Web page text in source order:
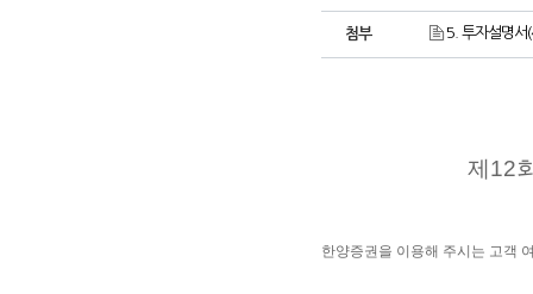
첨부 5. 투자설명
제12
한양증권을 이용해 주시는 고객